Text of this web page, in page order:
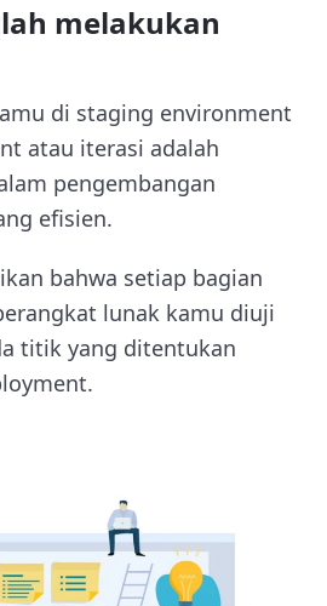
melakukan
di staging environment
atau iterasi adalah
pengembangan
efisien.
bahwa setiap bagian
lunak kamu diuji
titik yang ditentukan